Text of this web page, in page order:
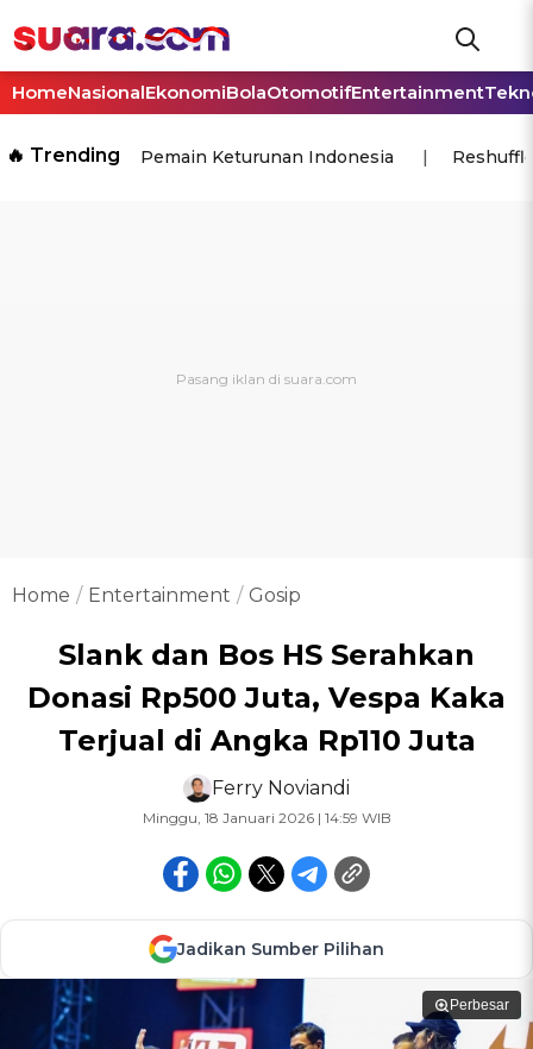
HomeNasionalEkonomiBolaOtomotifEntertainment
🔥 Trending Pemain Keturunan Indonesia
Home Entertainment Gosip
Slank dan Bos HS Serahkan
Donasi Rp500 Juta, Vespa Kaka
Terjual di Angka Rp110 Juta
Ferry Noviandi
Minggu, 18 Januari 2026 | 14:59 WIB
Jadikan Sumber Pilihan
Perbesar